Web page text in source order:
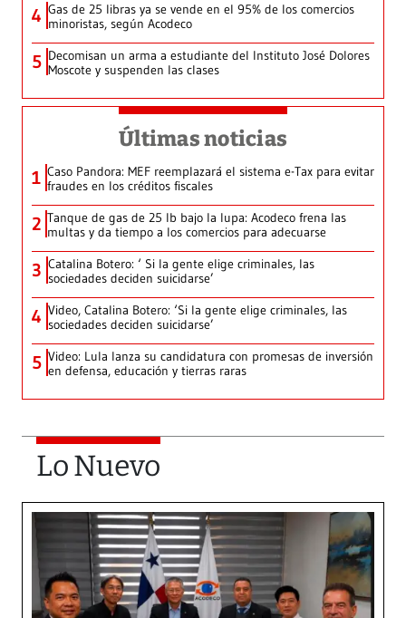
4 Gas de 25 libras ya se vende en el 95% de los comercios
minoristas, según Acodeco
5 Decomisan un arma a estudiante del Instituto José Dolores
Moscote y suspenden las clases
Últimas noticias
1 Caso Pandora: MEF reemplazará el sistema e-Tax para evitar
fraudes en los créditos fiscales
2 Tanque de gas de 25 lb bajo la lupa: Acodeco frena las
multas y da tiempo a los comercios para adecuarse
3 Catalina Botero: ‘ Si la gente elige criminales, las
sociedades deciden suicidarse’
4 Video, Catalina Botero: ‘Si la gente elige criminales, las
sociedades deciden suicidarse’
5 Video: Lula lanza su candidatura con promesas de inversión
en defensa, educación y tierras raras
Lo Nuevo